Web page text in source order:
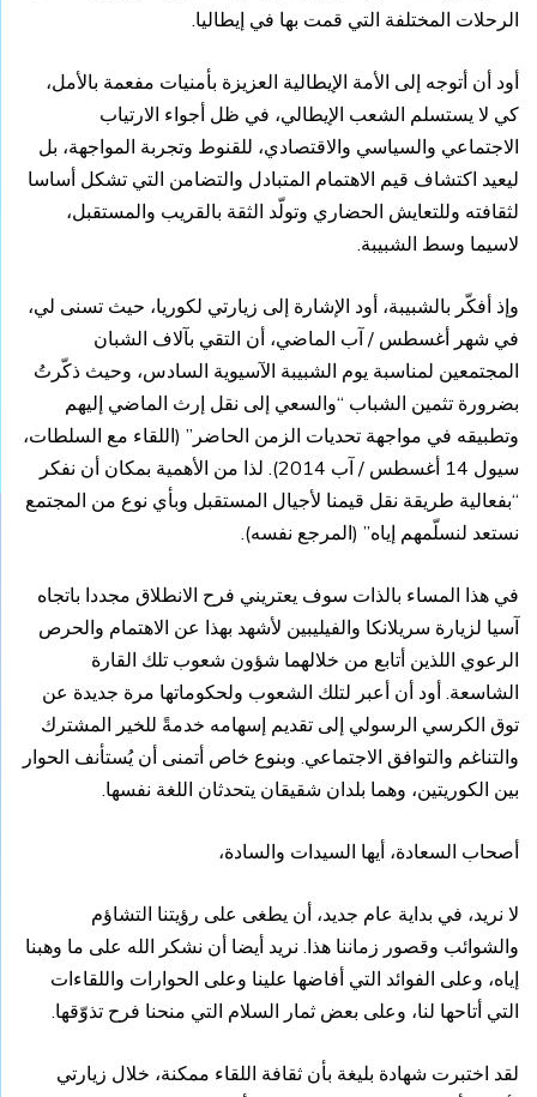
الرحلات المختلفة التي قمت بها في إيطاليا.
أود أن أتوجه إلى الأمة الإيطالية العزيزة بأمنيات مفعمة بالأمل،
كي لا يستسلم الشعب الإيطالي، في ظل أجواء الارتياب
الاجتماعي والسياسي والاقتصادي، للقنوط وتجربة المواجهة، بل
ليعيد اكتشاف قيم الاهتمام المتبادل والتضامن التي تشكل أساسا
لثقافته وللتعايش الحضاري وتولّد الثقة بالقريب والمستقبل،
لاسيما وسط الشبيبة.
وإذ أفكّر بالشبيبة، أود الإشارة إلى زيارتي لكوريا، حيث تسنى لي،
في شهر أغسطس / آب الماضي، أن التقي بآلاف الشبان
المجتمعين لمناسبة يوم الشبيبة الآسيوية السادس، وحيث ذكّرتُ
بضرورة تثمين الشباب “والسعي إلى نقل إرث الماضي إليهم
وتطبيقه في مواجهة تحديات الزمن الحاضر” (اللقاء مع السلطات،
سيول 14 أغسطس / آب 2014). لذا من الأهمية بمكان أن نفكر
“بفعالية طريقة نقل قيمنا لأجيال المستقبل وبأي نوع من المجتمع
نستعد لنسلّمهم إياه” (المرجع نفسه).
في هذا المساء بالذات سوف يعتريني فرح الانطلاق مجددا باتجاه
آسيا لزيارة سريلانكا والفيليبين لأشهد بهذا عن الاهتمام والحرص
الرعوي اللذين أتابع من خلالهما شؤون شعوب تلك القارة
الشاسعة. أود أن أعبر لتلك الشعوب ولحكوماتها مرة جديدة عن
توق الكرسي الرسولي إلى تقديم إسهامه خدمةً للخير المشترك
والتناغم والتوافق الاجتماعي. وبنوع خاص أتمنى أن يُستأنف الحوار
بين الكوريتين، وهما بلدان شقيقان يتحدثان اللغة نفسها.
أصحاب السعادة، أيها السيدات والسادة،
لا نريد، في بداية عام جديد، أن يطغى على رؤيتنا التشاؤم
والشوائب وقصور زماننا هذا. نريد أيضا أن نشكر الله على ما وهبنا
إياه، وعلى الفوائد التي أفاضها علينا وعلى الحوارات واللقاءات
التي أتاحها لنا، وعلى بعض ثمار السلام التي منحنا فرح تذوّقها.
لقد اختبرت شهادة بليغة بأن ثقافة اللقاء ممكنة، خلال زيارتي